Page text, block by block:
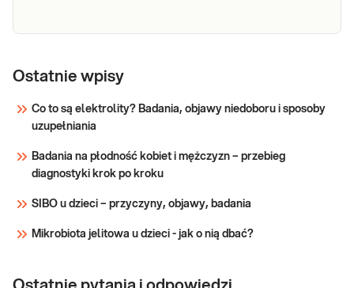
całkowitego w krwi. Przydatne w diagnostyce i
nadmiarem lub niedoborem testosteronu.
Ostatnie wpisy
Co to są elektrolity? Badania, objawy niedoboru i sposoby
uzupełniania
Badania na płodność kobiet i mężczyzn – przebieg
diagnostyki krok po kroku
SIBO u dzieci – przyczyny, objawy, badania
Mikrobiota jelitowa u dzieci - jak o nią dbać?